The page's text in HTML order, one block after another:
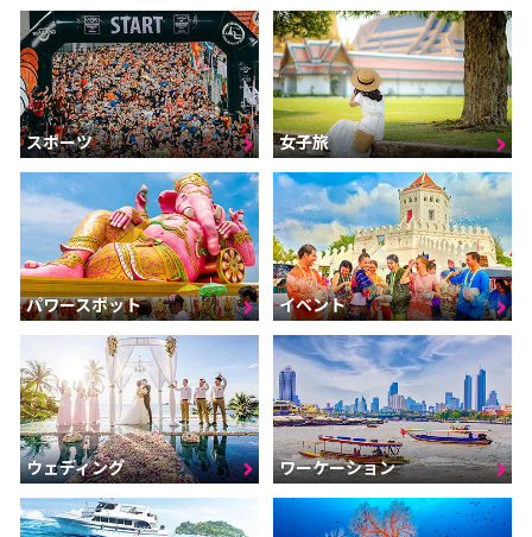
スポーツ 女子旅
パワースポット イベント
ウェディング ワーケーション